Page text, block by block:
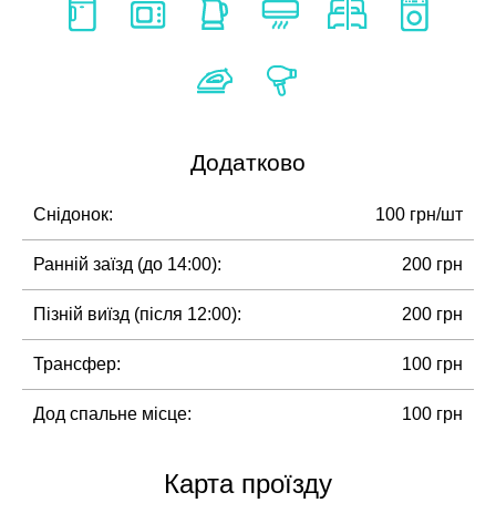
Додатково
Снідонок: 100 грн/шт
Ранній заїзд (до 14:00): 200 грн
Пізній виїзд (після 12:00): 200 грн
Трансфер: 100 грн
Дод спальне місце: 100 грн
Карта проїзду